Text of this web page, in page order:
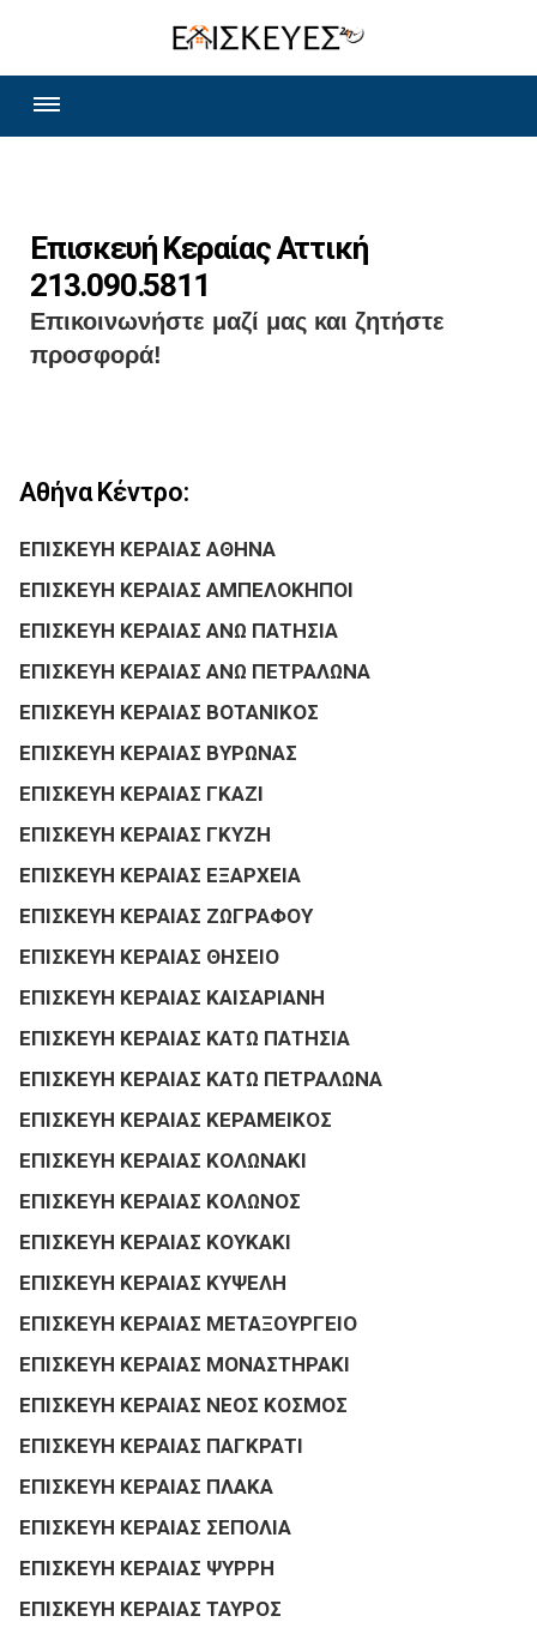
Επισκευή Κεραίας Αττική
213.090.5811
Επικοινωνήστε μαζί μας και ζητήστε
προσφορά!
Αθήνα Κέντρο:
ΕΠΙΣΚΕΥΗ ΚΕΡΑΙΑΣ ΑΘΗΝΑ
ΕΠΙΣΚΕΥΗ ΚΕΡΑΙΑΣ ΑΜΠΕΛΟΚΗΠΟΙ
ΕΠΙΣΚΕΥΗ ΚΕΡΑΙΑΣ ΑΝΩ ΠΑΤΗΣΙΑ
ΕΠΙΣΚΕΥΗ ΚΕΡΑΙΑΣ ΑΝΩ ΠΕΤΡΑΛΩΝΑ
ΕΠΙΣΚΕΥΗ ΚΕΡΑΙΑΣ ΒΟΤΑΝΙΚΟΣ
ΕΠΙΣΚΕΥΗ ΚΕΡΑΙΑΣ ΒΥΡΩΝΑΣ
ΕΠΙΣΚΕΥΗ ΚΕΡΑΙΑΣ ΓΚΑΖΙ
ΕΠΙΣΚΕΥΗ ΚΕΡΑΙΑΣ ΓΚΥΖΗ
ΕΠΙΣΚΕΥΗ ΚΕΡΑΙΑΣ ΕΞΑΡΧΕΙΑ
ΕΠΙΣΚΕΥΗ ΚΕΡΑΙΑΣ ΖΩΓΡΑΦΟΥ
ΕΠΙΣΚΕΥΗ ΚΕΡΑΙΑΣ ΘΗΣΕΙΟ
ΕΠΙΣΚΕΥΗ ΚΕΡΑΙΑΣ ΚΑΙΣΑΡΙΑΝΗ
ΕΠΙΣΚΕΥΗ ΚΕΡΑΙΑΣ ΚΑΤΩ ΠΑΤΗΣΙΑ
ΕΠΙΣΚΕΥΗ ΚΕΡΑΙΑΣ ΚΑΤΩ ΠΕΤΡΑΛΩΝΑ
ΕΠΙΣΚΕΥΗ ΚΕΡΑΙΑΣ ΚΕΡΑΜΕΙΚΟΣ
ΕΠΙΣΚΕΥΗ ΚΕΡΑΙΑΣ ΚΟΛΩΝΑΚΙ
ΕΠΙΣΚΕΥΗ ΚΕΡΑΙΑΣ ΚΟΛΩΝΟΣ
ΕΠΙΣΚΕΥΗ ΚΕΡΑΙΑΣ ΚΟΥΚΑΚΙ
ΕΠΙΣΚΕΥΗ ΚΕΡΑΙΑΣ ΚΥΨΕΛΗ
ΕΠΙΣΚΕΥΗ ΚΕΡΑΙΑΣ ΜΕΤΑΞΟΥΡΓΕΙΟ
ΕΠΙΣΚΕΥΗ ΚΕΡΑΙΑΣ ΜΟΝΑΣΤΗΡΑΚΙ
ΕΠΙΣΚΕΥΗ ΚΕΡΑΙΑΣ ΝΕΟΣ ΚΟΣΜΟΣ
ΕΠΙΣΚΕΥΗ ΚΕΡΑΙΑΣ ΠΑΓΚΡΑΤΙ
ΕΠΙΣΚΕΥΗ ΚΕΡΑΙΑΣ ΠΛΑΚΑ
ΕΠΙΣΚΕΥΗ ΚΕΡΑΙΑΣ ΣΕΠΟΛΙΑ
ΕΠΙΣΚΕΥΗ ΚΕΡΑΙΑΣ ΨΥΡΡΗ
ΕΠΙΣΚΕΥΗ ΚΕΡΑΙΑΣ ΤΑΥΡΟΣ